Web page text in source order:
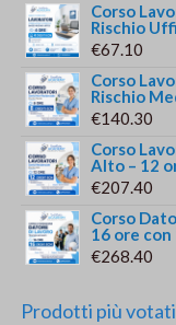
Corso
Rischio
€67.10
Corso
Rischio
€140.30
Corso
Alto – 12
€207.40
Corso
16 ore
€268.40
Prodotti più votati